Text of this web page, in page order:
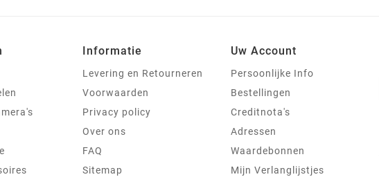
Informatie
Levering en Retourneren
Voorwaarden
Privacy policy
Over ons
FAQ
Sitemap
Uw Account
Persoonlijke Info
Bestellingen
Creditnota's
Adressen
Waardebonnen
Mijn Verlanglijstjes